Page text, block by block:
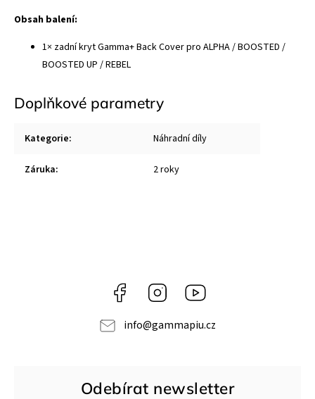
Obsah balení:
1× zadní kryt Gamma+ Back Cover pro ALPHA / BOOSTED /
BOOSTED UP / REBEL
Doplňkové parametry
Kategorie: Náhradní díly
Záruka: 2 roky
Facebook Instagram
info@gammapiu.cz
Odebírat newsletter